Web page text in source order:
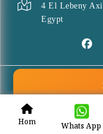
Hom Whats App
4 El Lebeny
Egypt
© Copyright